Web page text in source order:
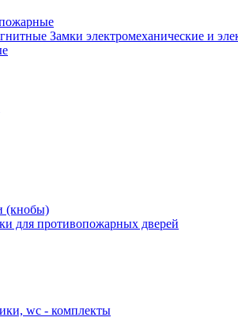
Замки электромеханические и
(кнобы)
для противопожарных дверей
wc - комплекты